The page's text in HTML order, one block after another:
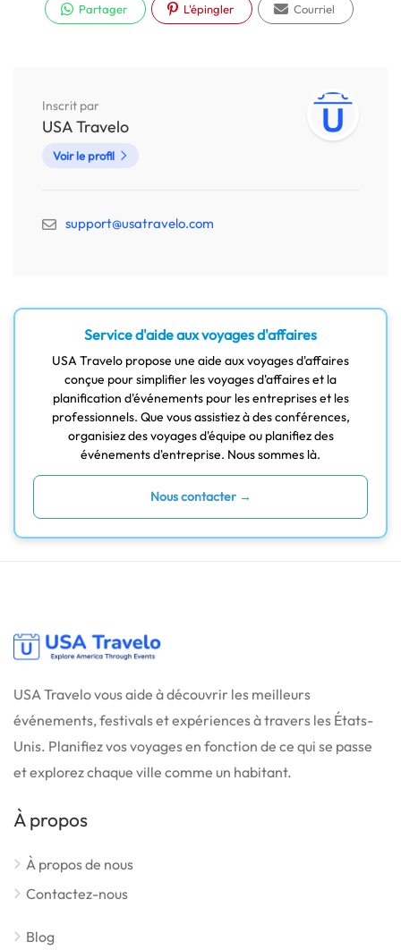
Partager L'épingler Courriel
Inscrit par
USA Travelo
Voir le profil
support@usatravelo.com
Service d'aide aux voyages d'affaires
USA Travelo propose une aide aux voyages d'affaires
conçue pour simplifier les voyages d'affaires et la
planification d'événements pour les entreprises et les
professionnels. Que vous assistiez à des conférences,
organisiez des voyages d'équipe ou planifiez des
événements d'entreprise. Nous sommes là.
Nous contacter →
USA Travelo vous aide à découvrir les meilleurs
événements, festivals et expériences à travers les États-
Unis. Planifiez vos voyages en fonction de ce qui se passe
et explorez chaque ville comme un habitant.
À propos
À propos de nous
Contactez-nous
Blog